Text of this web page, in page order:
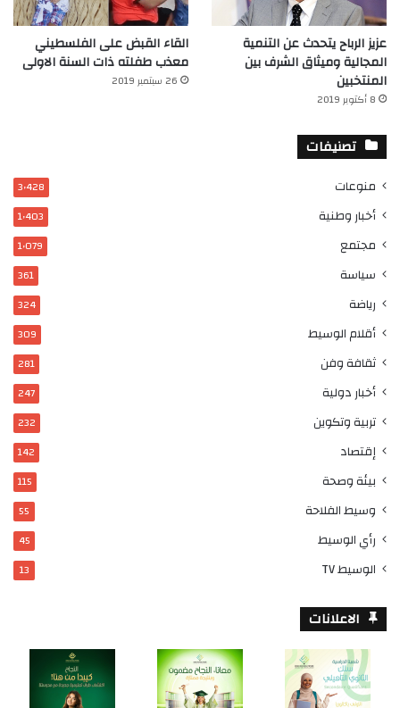
عزيز الرباح يتحدث عن التنمية
المجالية وميثاق الشرف بين
المنتخبين
8 أكتوبر 2019
القاء القبض على الفلسطيني
معذب طفلته ذات السنة الاولى
26 سبتمبر 2019
تصنيفات
منوعات 3٬428
أخبار وطنية 1٬403
مجتمع 1٬079
سياسة 361
رياضة 324
أقلام الوسيط 309
ثقافة وفن 281
أخبار دولية 247
تربية وتكوين 232
إقتصاد 142
بيئة وصحة 115
وسيط الفلاحة 55
رأي الوسيط 45
الوسيط TV 13
الاعلانات